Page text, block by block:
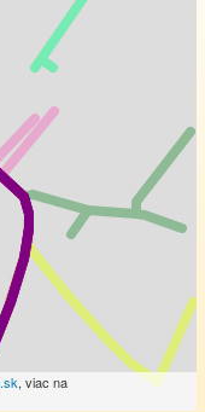
, viac na